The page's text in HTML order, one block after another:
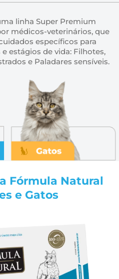
linha Super Premium
médicos-veterinários, que
específicos para
estágios de vida: Filhotes,
e Paladares sensíveis.
Fórmula Natural
e Gatos